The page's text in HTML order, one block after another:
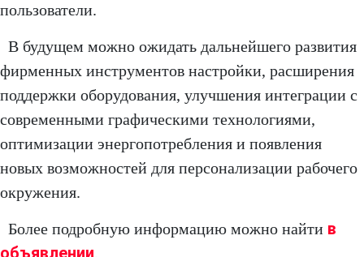
пользователи.
В будущем можно ожидать дальнейшего развития
фирменных инструментов настройки, расширения
поддержки оборудования, улучшения интеграции с
современными графическими технологиями,
оптимизации энергопотребления и появления
новых возможностей для персонализации рабочего
окружения.
Более подробную информацию можно найти в
.